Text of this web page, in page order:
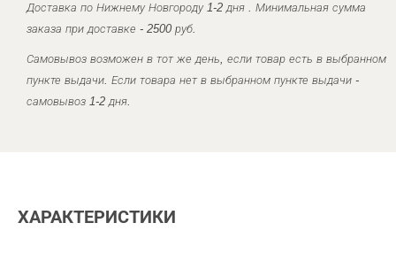
Доставка по Нижнему Новгороду 1-2 дня . Минимальная сумма
заказа при доставке - 2500 руб.
Самовывоз возможен в тот же день, если товар есть в выбранном
пункте выдачи. Если товара нет в выбранном пункте выдачи -
самовывоз 1-2 дня.
ХАРАКТЕРИСТИКИ